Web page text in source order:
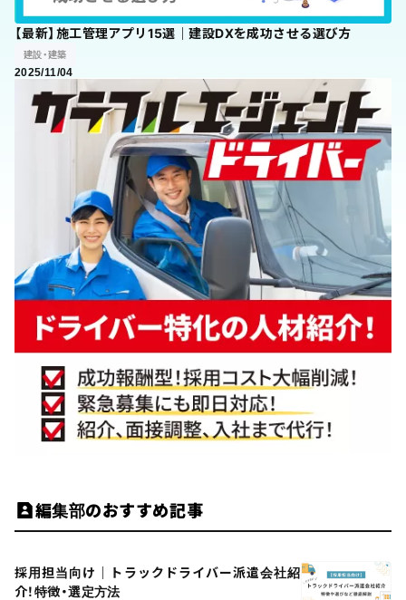
【最新】施工管理アプリ15選｜建設DXを成功させる選び方
建設・建築
2025/11/04
編集部のおすすめ記事
採用担当向け｜トラックドライバー派遣会社紹
介！特徴・選定方法